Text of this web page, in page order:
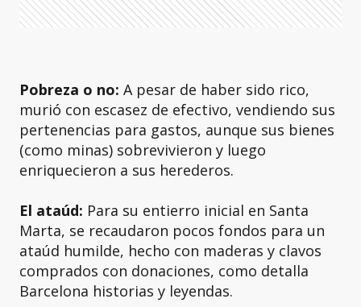
Pobreza o no: A pesar de haber sido rico,
murió con escasez de efectivo, vendiendo sus
pertenencias para gastos, aunque sus bienes
(como minas) sobrevivieron y luego
enriquecieron a sus herederos.
El ataúd: Para su entierro inicial en Santa
Marta, se recaudaron pocos fondos para un
ataúd humilde, hecho con maderas y clavos
comprados con donaciones, como detalla
Barcelona historias y leyendas.